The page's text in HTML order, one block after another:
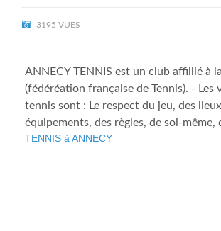
3195 VUES
ANNECY TENNIS est un club affiilié à
(fédéréation française de Tennis). - Les
tennis sont : Le respect du jeu, des
équipements, des règles, de soi-même,
TENNIS à ANNECY